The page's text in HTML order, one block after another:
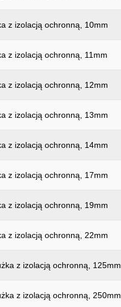
z izolacją ochronną, 10mm
z izolacją ochronną, 11mm
z izolacją ochronną, 12mm
z izolacją ochronną, 13mm
z izolacją ochronną, 14mm
z izolacją ochronną, 17mm
z izolacją ochronną, 19mm
z izolacją ochronną, 22mm
z izolacją ochronną, 125mm
z izolacją ochronną, 250mm